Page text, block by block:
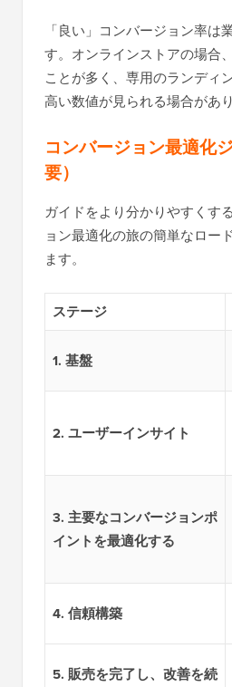
「良い」コンバージョン率は
す。オンラインストアの場合
ことが多く、専用のランディ
高い数値が見られる場合があり
コンバージョン最適化
要）
ガイドをより分かりやすくす
ョン最適化の旅の簡単なロー
ます。
ステージ
1. 基盤
2. ユーザーインサイト
3. 主要なコンバージョンポ
イントを最適化する
4. 信頼構築
5. 販売を完了し、改善を続